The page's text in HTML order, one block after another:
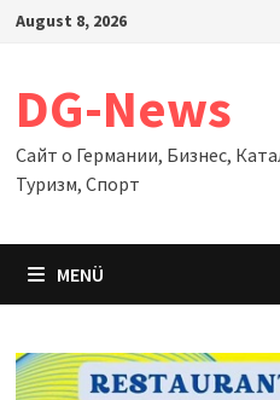
Zum
August 8, 2026
DG-News
Сайт о Германии, Бизнес,
Туризм, Спорт
MENÜ